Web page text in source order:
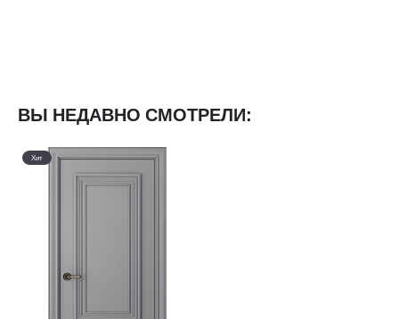
ВЫ НЕДАВНО СМОТРЕЛИ:
Хит